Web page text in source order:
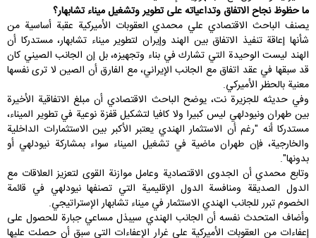
ما حظوظ نجاح الاتفاق وتداعياته على تطوير وتشغيل ميناء تشابهار؟
يصنف الباحث الاقتصادي علي محمدي العقوبات الأميركية عقبة أساسية من
شأنها إعاقة تنفيذ الاتفاق بين الهند وإيران لتطوير ميناء تشابهار، مستدركا أن
الهند ليست الوحيدة التي تشارك في بناء وتجهيزه، بل إن الجانب الصيني كان
قد سبقها في عقد اتفاق مع الجانب الإيراني، مع الفارق أن الصين لا ترى نفسها
معنية بالحظر الأميركي.
وفي حديثه للجزيرة نت، يوضح الباحث الاقتصادي أن مبلغ الاتفاقية الأخيرة
بين طهران ونيودلهي ليس كبيرا ولا كافيا لتشكيل قفزة نوعية في تطوير الميناء،
مستدركا أنه "رغم أن الاستثمار الهندي يعتبر الأكبر بين الاستثمارات الداخلية
والخارجية، فإن طهران ماضية في تشغيل الميناء سواء بمشاركة نيودلهي أو
بدونها".
وتابع محمدي أن الجدوى الاقتصادية وعامل موازنة القوى لتعزيز العلاقات مع
الدول الصديقة ومنافسة الدول الإقليمية التي تصنفها نيودلهي في قائمة
الخصوم تبرر للجانب الهندي الاستثمار في ميناء تشابهار الإستراتيجي.
وأضاف المتحدث نفسه أن الجانب الهندي سيبذل مساعي جبارة للحصول على
إعفاءات من العقوبات الأميركية على غرار الإعفاءات التي سبق أن حصلت عليها